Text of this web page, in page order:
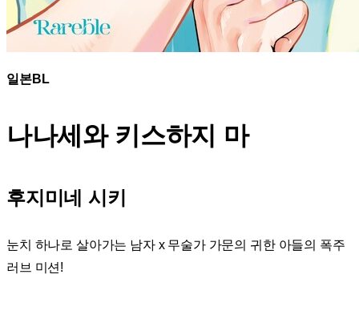
일본BL
나나세와 키스하지 마
후지미네 시키
눈치 하나로 살아가는 남자 x 무술가 가문의 귀한 아들의 폭주
러브 미션!